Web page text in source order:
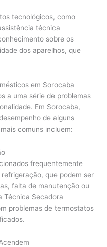
tecnológicos, como
técnica
sobre os
dos aparelhos, que
em Sorocaba
a uma série de problemas
Em Sorocaba,
de alguns
comuns incluem:
frequentemente
que podem ser
falta de manutenção ou
Técnica Secadora
problemas de termostatos